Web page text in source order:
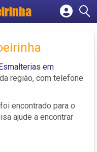
empresa
em
região, com telefone
encontrado para o
ajude a encontrar